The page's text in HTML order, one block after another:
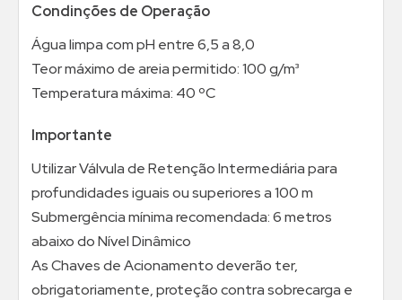
Condinções de Operação
Água limpa com pH entre 6,5 a 8,0
Teor máximo de areia permitido: 100 g/m³
Temperatura máxima: 40 ºC
Importante
Utilizar Válvula de Retenção Intermediária para
profundidades iguais ou superiores a 100 m
Submergência mínima recomendada: 6 metros
abaixo do Nível Dinâmico
As Chaves de Acionamento deverão ter,
obrigatoriamente, proteção contra sobrecarga e